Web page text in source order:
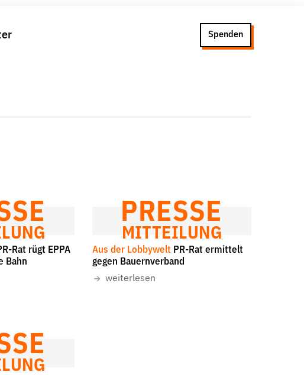
Spenden
Rat rügt EPPA
Bahn
PRESSE
MITTEILUNG
Aus der Lobbywelt PR-Rat ermittelt
gegen Bauernverband
weiterlesen